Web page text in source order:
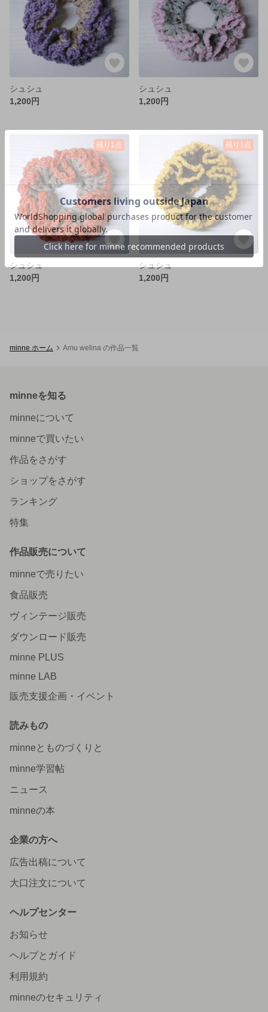
シュシュ
1,200円
シュシュ
1,200円
残り1点
シュシュ
1,200円
残り1点
シュシュ
1,200円
minne ホーム Amu welina の作品一覧
minneを知る
minneについて
minneで買いたい
作品をさがす
ショップをさがす
ランキング
特集
作品販売について
minneで売りたい
食品販売
ヴィンテージ販売
ダウンロード販売
minne PLUS
minne LAB
販売支援企画・イベント
読みもの
minneとものづくりと
minne学習帖
ニュース
minneの本
企業の方へ
広告出稿について
大口注文について
ヘルプセンター
お知らせ
ヘルプとガイド
利用規約
minneのセキュリティ